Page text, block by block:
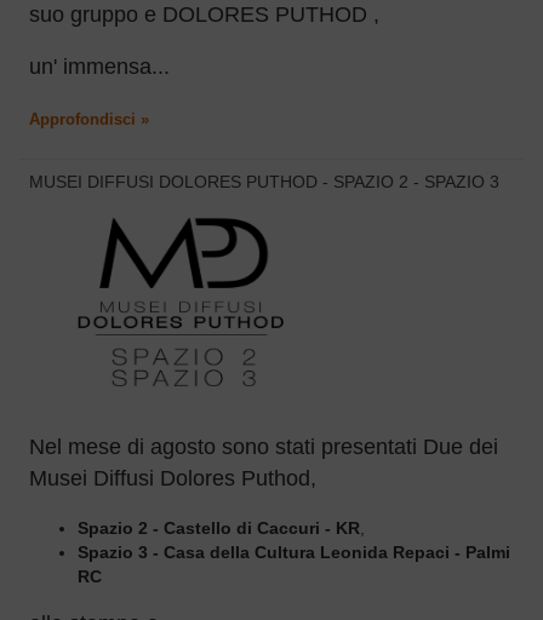
suo gruppo e DOLORES PUTHOD ,
un' immensa...
Approfondisci »
MUSEI DIFFUSI DOLORES PUTHOD - SPAZIO 2 - SPAZIO 3
Nel mese di agosto sono stati presentati Due dei
Musei Diffusi Dolores Puthod,
Spazio 2 - Castello di Caccuri - KR
Spazio 3 - Casa della Cultura Leonida Repaci - Palmi
RC